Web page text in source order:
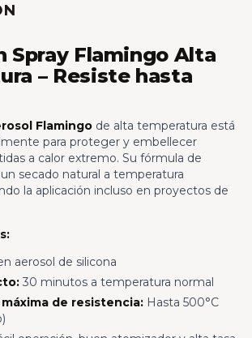
Spray Flamingo Alta
– Resiste hasta
Flamingo de alta temperatura está
para proteger y embellecer
a calor extremo. Su fórmula de
secado natural a temperatura
la aplicación incluso en proyectos de
aerosol de silicona
30 minutos a temperatura normal
de resistencia:Hasta 500°C